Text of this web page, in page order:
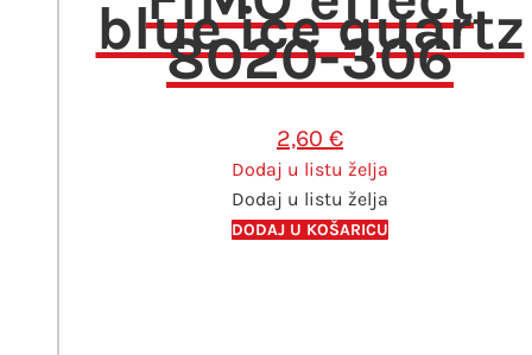
blue ice quartz
8020-306
2,60 €
Dodaj u listu želja
Dodaj u listu želja
DODAJ U KOŠARICU